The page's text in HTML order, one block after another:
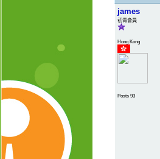
james
初青會員
Hong Kong
Posts 93